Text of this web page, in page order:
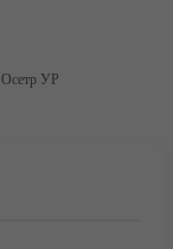
Осетр УР